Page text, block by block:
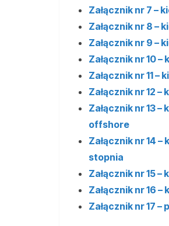
Załącznik nr 7 –
Załącznik nr 8 –
Załącznik nr 9 –
Załącznik nr 10
Załącznik nr 11 –
Załącznik nr 12
Załącznik nr 13
offshore
Załącznik nr 14
stopnia
Załącznik nr 15
Załącznik nr 16
Załącznik nr 17